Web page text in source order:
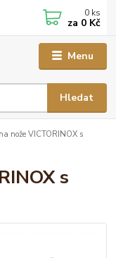
Menu
Hledat
0 ks
za 0 Kč
nože VICTORINOX s
s